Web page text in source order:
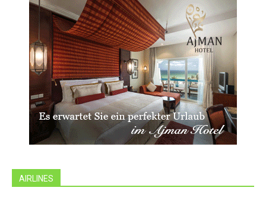
AIRLINES